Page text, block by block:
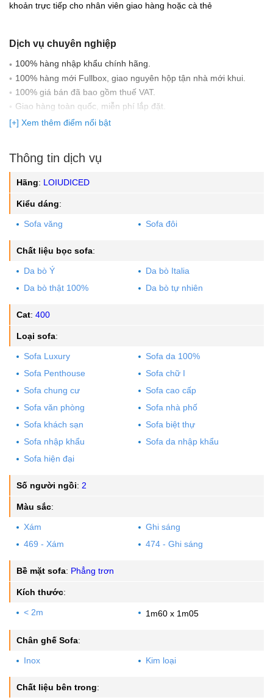
khoản trực tiếp cho nhân viên giao hàng hoặc cà thẻ
Dịch vụ chuyên nghiệp
100% hàng nhập khẩu chính hãng.
100% hàng mới Fullbox, giao nguyên hộp tận nhà mới khui.
100% giá bán đã bao gồm thuế VAT.
Giao hàng toàn quốc, miễn phí lắp đặt.
Có đầy đủ giấy tờ nhập khẩu: Bill nhập khẩu, CO, CQ, Parking
có nhân viên tới tận nhà.
Miễn phí giao hàng nội thành Hà Nội, TP. HCM, ngoại thành và
các tỉnh khác báo giá phí theo thỏa thuận.
hàng, cà thẻ, MOMO, VNPay, Qrcode...
Có Showroom để khách hàng xem trực tiếp sản phẩm tại Hà Nội
và TP. HCM.
Đổi hàng miễn phí nếu có lỗi do nhà sản xuất.
1 đổi 1 trong vòng tối đa 3 ngày mua hàng, điều kiện sản phẩm
phẩm + phí vận chuyển).
[+] Xem thêm điểm nổi bật
Thông tin dịch vụ
Hãng: LOIUDICED
Kiểu dáng:
Sofa văng Sofa đôi
Chất liệu bọc sofa:
Da bò Ý
Da bò Italia
Da bò thật 100%
Da bò tự nhiên
Cat: 400
Loại sofa:
Sofa Luxury
Sofa da 100%
Sofa Penthouse
Sofa chữ I
Sofa chung cư
Sofa cao cấp
Sofa văn phòng
Sofa nhà phố
Sofa khách sạn
Sofa biệt thự
Sofa nhập khẩu
Sofa da nhập khẩu
Sofa hiện đại
Số người ngồi: 2
Màu sắc:
Xám
Ghi sáng
469 - Xám
474 - Ghi sáng
Bề mặt sofa: Phẳng trơn
Kích thước:
< 2m 1m60 x 1m05
Chân ghế Sofa:
Inox Kim loại
Chất liệu bên trong: